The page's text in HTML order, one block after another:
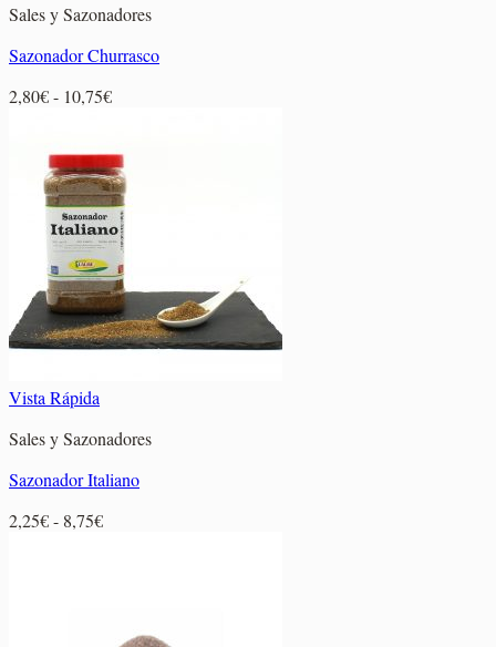
Sales y Sazonadores
Sazonador Churrasco
2,80€- 10,75€Rango
desde
2,80€
hasta
10,75€
Vista Rápida
Sales y Sazonadores
Sazonador Italiano
2,25€- 8,75€Rango
hasta